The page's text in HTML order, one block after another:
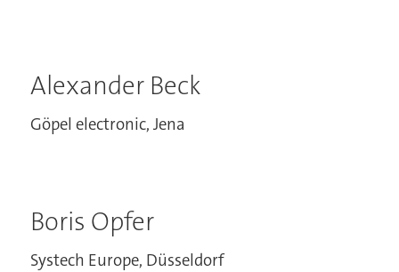
Alexander Beck
Göpel electronic, Jena
Boris Opfer
Systech Europe, Düsseldorf